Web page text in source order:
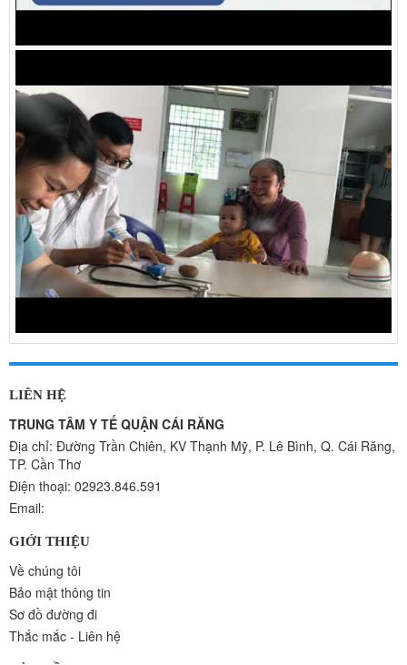
LIÊN HỆ
TRUNG TÂM Y TẾ QUẬN CÁI RĂNG
Địa chỉ: Đường Trần Chiên, KV Thạnh Mỹ, P. Lê Bình, Q. Cái Răng,
TP. Cần Thơ
Điện thoại: 02923.846.591
Email:
GIỚI THIỆU
Về chúng tôi
Bảo mật thông tin
Sơ đồ đường đi
Thắc mắc - Liên hệ